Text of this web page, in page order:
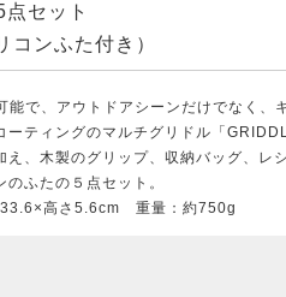
セット
コンふた付き）
能で、アウトドアシーンだけでなく、
ーティングのマルチグリドル「
え、木製のグリップ、収納バッグ、レ
ふたの５点セット。
高さ5.6cm 重量：約750g